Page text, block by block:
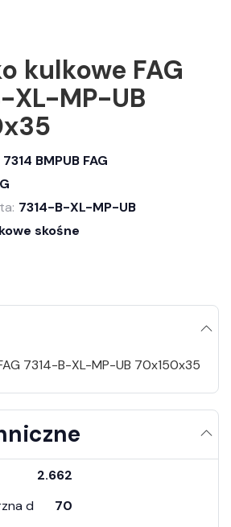
kulkowe FAG
XL-MP-UB
7314 BMPUB FAG
7314-B-XL-MP-UB
skośne
7314-B-XL-MP-UB 70x150x35
2.662
d
70